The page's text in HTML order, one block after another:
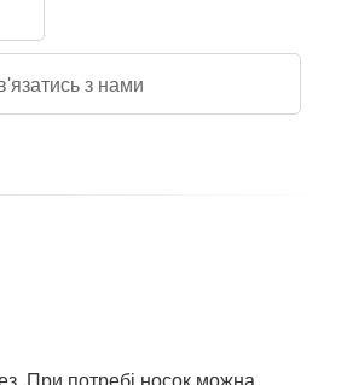
з нами
При потребі носок можна